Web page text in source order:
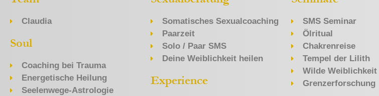
Claudia
Soul
Coaching bei Trauma
Energetische Heilung
Seelenwege-Astrologie
Somatisches Sexualcoaching
Paarzeit
Solo / Paar SMS
Deine Weiblichkeit heilen
Experience
SMS Seminar
Ölritual
Chakrenreise
Tempel der Lilith
Wilde Weiblichkeit
Grenzerforschung